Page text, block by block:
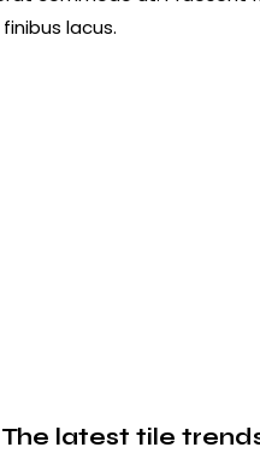
lacus.
The latest tile